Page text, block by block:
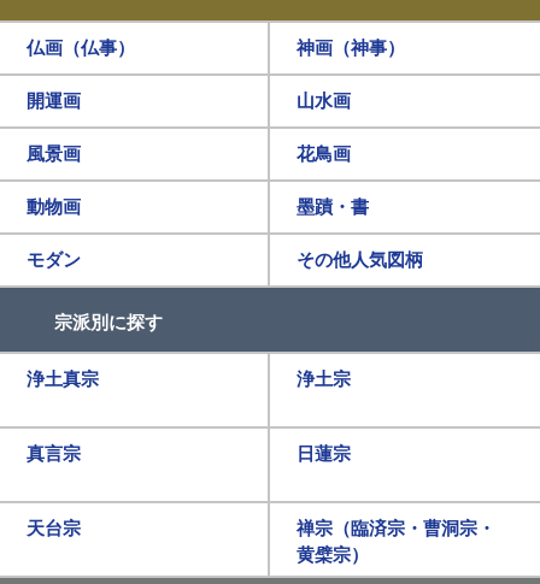
仏画（仏事） 神画（神事）
開運画 山水画
風景画 花鳥画
動物画 墨蹟・書
モダン その他人気図柄
宗派別に探す
浄土真宗 浄土宗
真言宗 日蓮宗
天台宗
禅宗（臨済宗・曹洞宗・
黄檗宗）